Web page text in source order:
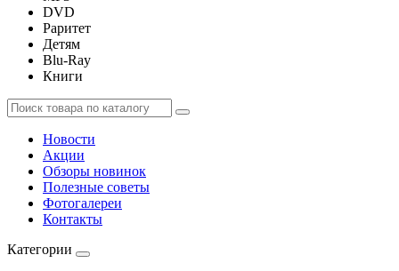
DVD
Раритет
Детям
Blu-Ray
Книги
Новости
Акции
Обзоры новинок
Полезные советы
Фотогалереи
Контакты
Категории